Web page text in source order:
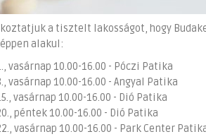
a tisztelt lakosságot, hogy
alakul:
vasárnap 10.00-16.00 - Póczi Patika
vasárnap 10.00-16.00 - Angyal Patika
vasárnap 10.00-16.00 - Dió Patika
péntek 10.00-16.00 - Dió Patika
vasárnap 10.00-16.00 - Park Center